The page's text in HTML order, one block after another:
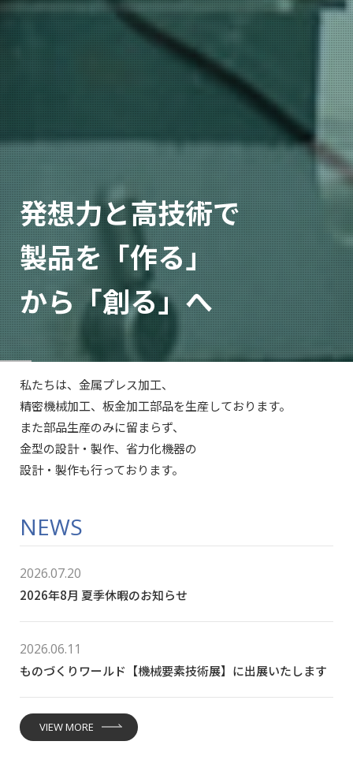
発想力と高技術で
製品を「作る」
から「創る」へ
私たちは、金属プレス加工、
精密機械加工、板金加工部品を生産しております。
また部品生産のみに留まらず、
金型の設計・製作、省力化機器の
設計・製作も行っております。
NEWS
2026.07.20
2026年8月 夏季休暇のお知らせ
2026.06.11
ものづくりワールド【機械要素技術展】に出展いたします
VIEW MORE